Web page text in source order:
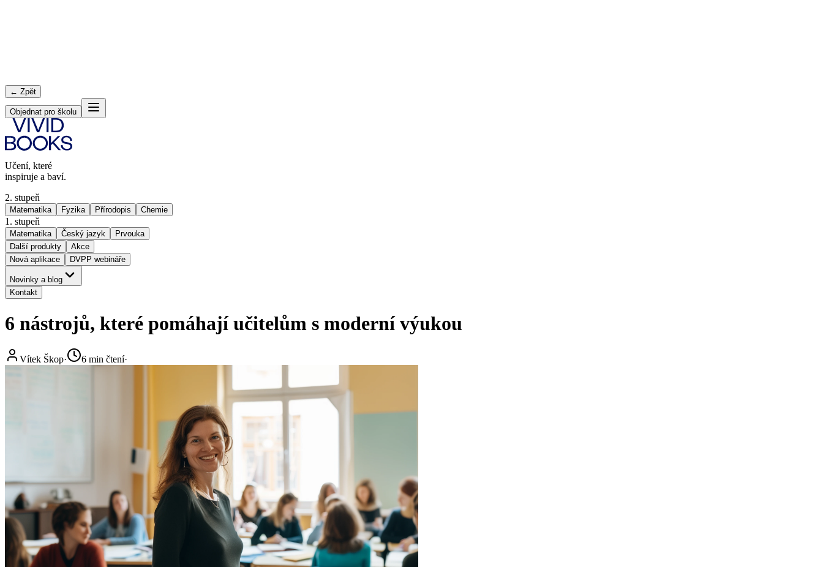
← Zpět
Objednat pro školu
Učení, které
inspiruje a baví.
2. stupeň
Matematika Fyzika Přírodopis Chemie
1. stupeň
Matematika Český jazyk
Prvouka
Další produkty
Akce
Nová aplikace
DVPP webináře
Novinky a blog
Kontakt
6 nástrojů, které pomáhají učitelům s moderní výukou
Vítek Škop· 6 min čtení·